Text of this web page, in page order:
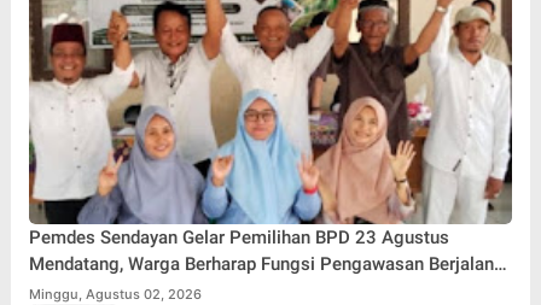
Pemdes Sendayan Gelar Pemilihan BPD 23 Agustus
Mendatang, Warga Berharap Fungsi Pengawasan Berjalan
Maksimal
Minggu, Agustus 02, 2026